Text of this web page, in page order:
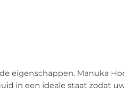
eigenschappen. Manuka
in een ideale staat zodat